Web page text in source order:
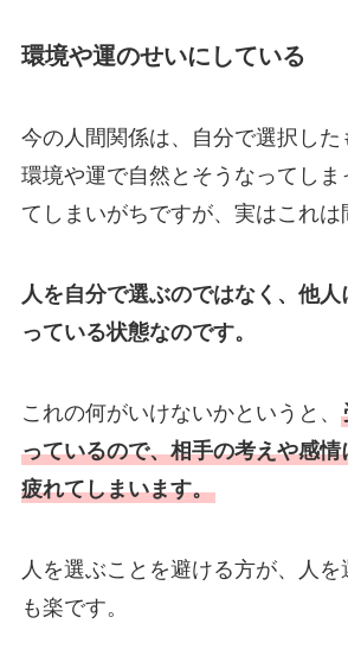
環境や運のせいにしている
今の人間関係は、自分で選択した
環境や運で自然とそうなってしま
てしまいがちですが、実はこれは
人を自分で選ぶのではなく、他人
っている状態なのです。
これの何がいけないかというと、
っているので、相手の考えや感
疲れてしまいます。
人を選ぶことを避ける方が、人
も楽です。